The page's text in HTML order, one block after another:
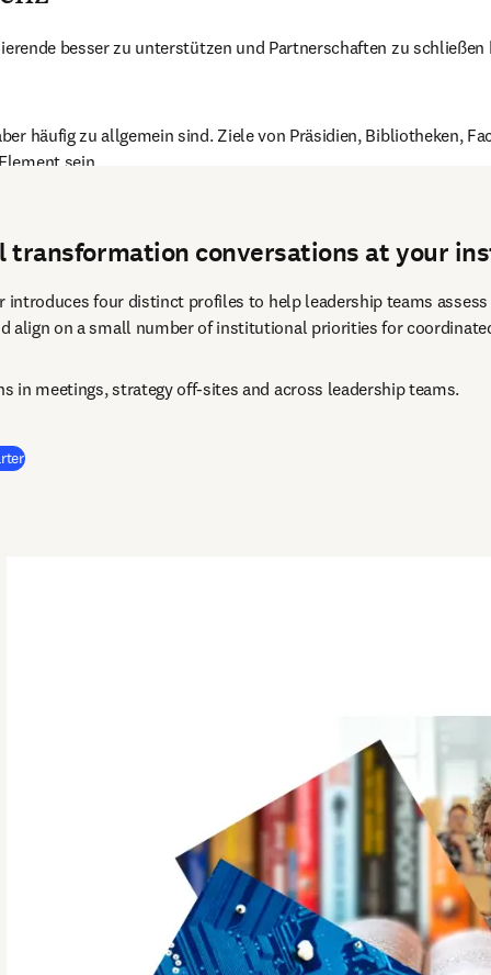
besser zu unterstützen und Partnerschaften zu
häufig zu allgemein sind. Ziele von Präsidien, Bibliotheken,
sein.
conversations at your
introduces four distinct profiles to help leadership teams
align on a small number of institutional priorities for
in meetings, strategy off-sites and across leadership teams.
(